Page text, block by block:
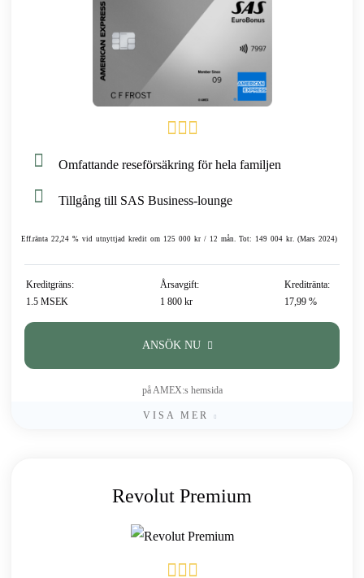
Omfattande reseförsäkring för hela familjen
Tillgång till SAS Business-lounge
Eff.ränta 22,24 % vid utnyttjad kredit om 125 000 kr / 12 mån. Tot: 149 004 kr. (Mars 2024)
Kreditgräns:
1.5 MSEK
Årsavgift:
1 800 kr
Kreditränta:
17,99 %
ANSÖK NU
på AMEX:s hemsida
VISA MER
Revolut Premium